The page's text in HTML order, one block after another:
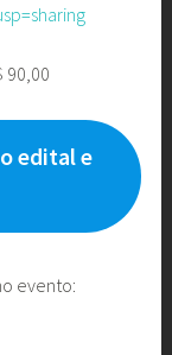
90,00
edital e
evento: